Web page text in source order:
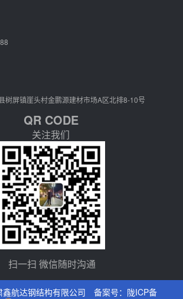
树屏镇崖头村金鹏源建材市场A区北排8-10号
QR CODE
关注我们
扫一扫 微信随时沟通
鑫航达钢结构有限公司 备案号： 陇ICP备